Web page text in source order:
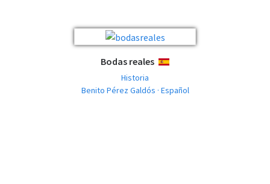
Bodas reales ESPAÑOL
Historia
Benito Pérez Galdós · Español